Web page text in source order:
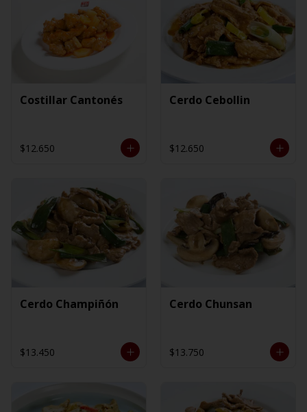
Costillar Cantonés
$12.650
Cerdo Cebollin
$12.650
Cerdo Champiñón
$13.450
Cerdo Chunsan
$13.750